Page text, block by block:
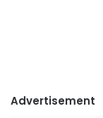
Advertisement